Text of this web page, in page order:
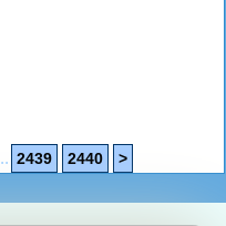
2439 2440 >